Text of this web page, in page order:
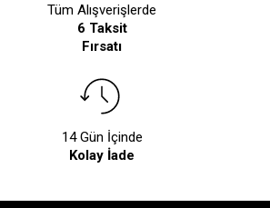
Tüm Alışverişlerde
6 Taksit
Fırsatı
14 Gün İçinde
Kolay İade